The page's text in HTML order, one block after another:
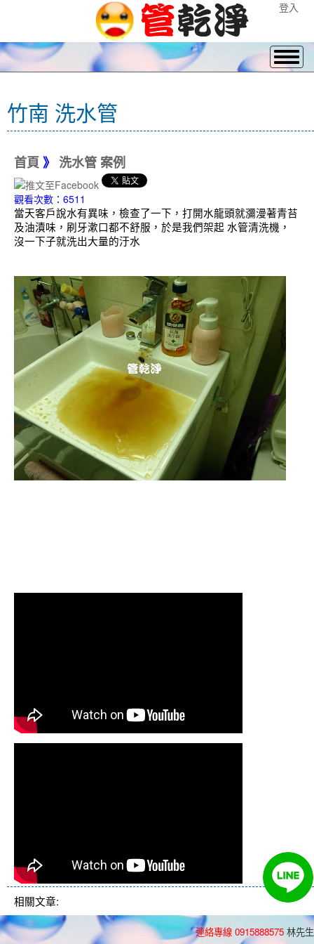
登入
竹南 洗水管
首頁 》 洗水管 案例
觀看次數：6511
當天客戶說水有異味，檢查了一下，打開水龍頭就瀰漫著青苔
及油漬味，刷牙漱口都不舒服，於是我們架起 水管清洗機，
沒一下子就洗出大量的汙水
相關文章:
連絡專線 0915888575 林先生